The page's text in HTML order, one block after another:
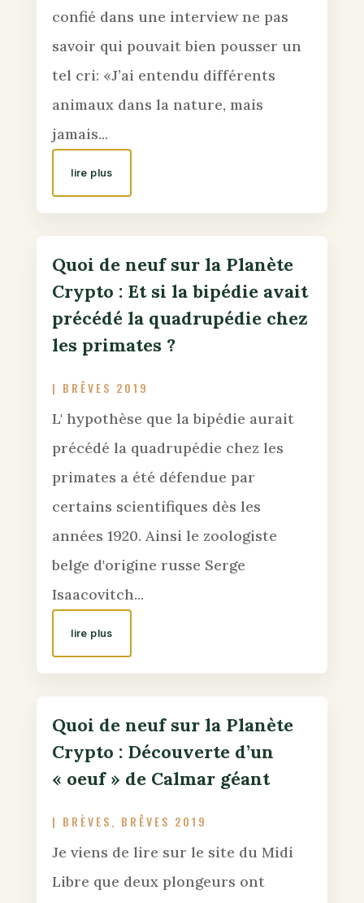
confié dans une interview ne pas
savoir qui pouvait bien pousser un
tel cri: «J’ai entendu différents
animaux dans la nature, mais
jamais...
lire plus
Quoi de neuf sur la Planète
Crypto : Et si la bipédie avait
précédé la quadrupédie chez
les primates ?
| BRÊVES 2019
L' hypothèse que la bipédie aurait
précédé la quadrupédie chez les
primates a été défendue par
certains scientifiques dès les
années 1920. Ainsi le zoologiste
belge d'origine russe Serge
Isaacovitch...
lire plus
Quoi de neuf sur la Planète
Crypto : Découverte d’un
« oeuf » de Calmar géant
| BRÈVES, BRÊVES 2019
Je viens de lire sur le site du Midi
Libre que deux plongeurs ont